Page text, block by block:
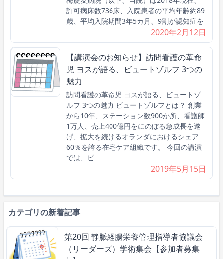
許可病床数736床、入院患者の平均年齢約89
歳、平均入院期間3年5カ月、9割が認知症を
2020年2月12日
【講演会のお知らせ】訪問看護の革命
児 ヨスが語る、ビュートゾルフ 3つの
魅力
訪問看護の革命児 ヨスが語る、ビュートゾ
ルフ 3つの魅力 ビュートゾルフとは？ 創業
から10年、ステーション数900か所、看護師
1万人、売上400億円をにのぼる急成長を遂
げ、拡大を続けるオランダにおけるシェア
60％を誇る在宅ケア組織です。 今回の講演
では、ビ
2019年5月15日
カテゴリの新着記事
第20回 静脈経腸栄養管理指導者協議会
（リーダーズ）学術集会【参加者募集